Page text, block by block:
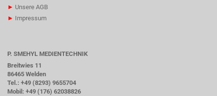
► Unsere AGB
► Impressum
P. SMEHYL MEDIENTECHNIK
Breitwies 11
86465 Welden
Tel.: +49 (8293) 9655704
Mobil: +49 (176) 62038826